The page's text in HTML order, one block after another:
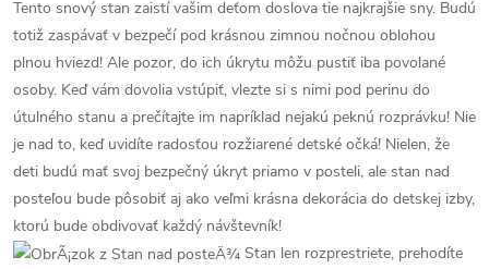
Tento snový stan zaistí vašim deťom doslova tie najkrajšie sny. Budú
totiž zaspávať v bezpečí pod krásnou zimnou nočnou oblohou
plnou hviezd! Ale pozor, do ich úkrytu môžu pustiť iba povolané
osoby. Keď vám dovolia vstúpiť, vlezte si s nimi pod perinu do
útulného stanu a prečítajte im napríklad nejakú peknú rozprávku! Nie
je nad to, keď uvidíte radosťou rozžiarené detské očká! Nielen, že
deti budú mať svoj bezpečný úkryt priamo v posteli, ale stan nad
posteľou bude pôsobiť aj ako veľmi krásna dekorácia do detskej izby,
ktorú bude obdivovať každý návštevník!
Stan len rozprestriete, prehodíte